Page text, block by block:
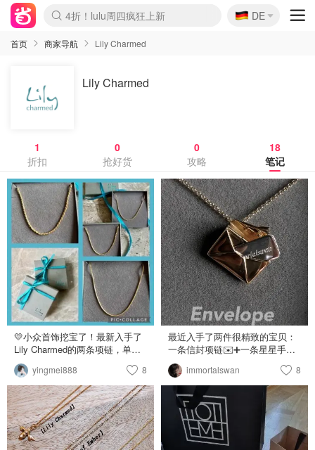
Boticinal 夏促开抢！
4折！lulu周四疯狂上新
还没结束！&OtherStories大促
Joybuy变相75折 随时失效
速领！Stanley独家85折
疑似霸哥！Camper额外叠85折
Zalando 奥莱闪促！每日更新
Moncler反季囤！5折起+叠9折
Coach Brooklyn仅€192
🇩🇪
DE
首页 商家导航 Lily Charmed
Lily Charmed
1
折扣
0
抢好货
0
攻略
18
笔记
💛小众首饰挖宝了！最新入手了
Lily Charmed的两条项链，单独
佩戴和叠带都超级好看！Gold
Plated Slim Snake Chain是那种
细长的蛇形链， Gold Plated
Slim Snake Chain Necklace –
Lily Charmed 💙而Gold Plated
Twisted rope Chain则是扭绳设计
的项链。这两条都是非常完美的
yingmei888 8
最近入手了两件很精致的宝贝：
一条信封项链✉️➕一条星星手链
✨ ✉️我是一眼就看中了这条项链
的，他的信封可以打开，信中的
银片还可以刻字，我就把自己的
名字刻进去啦！一打开也太美太
精致了吧🤍这条项链很有分量，
超爱🖤 Envelope Necklace with
Engraved Insert ✨手链是一排小
immortalswan 8